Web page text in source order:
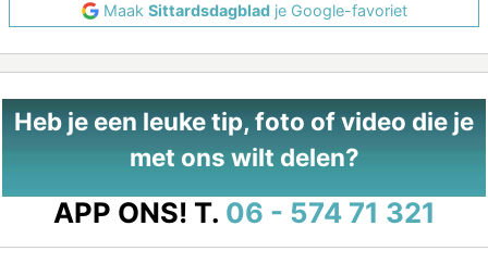
Maak Sittardsdagbladje Google-favoriet
Heb je een leuke tip, foto of video die je
met ons wilt delen?
APP ONS! T. 06 - 574 71 321